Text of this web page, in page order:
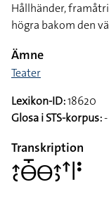
Hållhänder,
högra bakom den
Ämne
Teater
Lexikon-ID:18620
Glosa i STS-korpus:-
Transkription
􌤴􌥗􌤫􌤻􌤫􌤴􌤶􌦃􌥼􌥻